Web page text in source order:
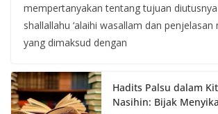
mempertanyakan tentang tujuan diutusnya
shallallahu ‘alaihi wasallam dan penjelasan
yang dimaksud dengan
Hadits Palsu dalam
Nasihin: Bijak